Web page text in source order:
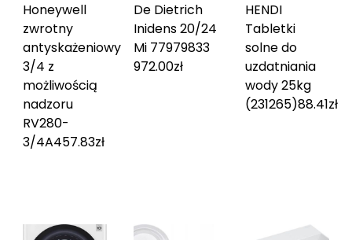
Honeywell
zwrotny
antyskażeniowy
3/4 z
możliwością
nadzoru
RV280-
3/4A457.83zł
De Dietrich
Inidens 20/24
Mi 77979833
972.00zł
HENDI
Tabletki
solne do
uzdatniania
wody 25kg
(231265)88.41zł